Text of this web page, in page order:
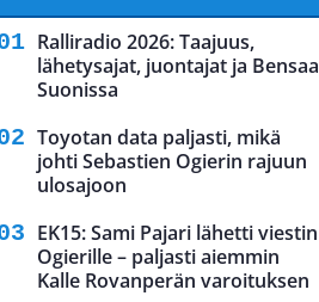
Ralliradio 2026: Taajuus,
lähetysajat, juontajat ja Bensaa
Suonissa
Toyotan data paljasti, mikä
johti Sebastien Ogierin rajuun
ulosajoon
EK15: Sami Pajari lähetti viestin
Ogierille – paljasti aiemmin
Kalle Rovanperän varoituksen